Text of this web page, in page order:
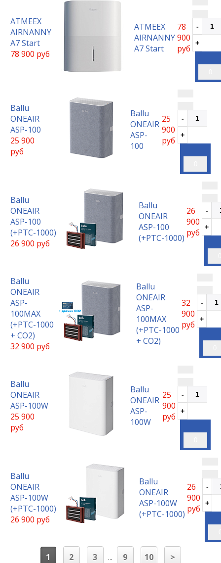
ATMEEX
AIRNANNY
A7 Start
78 900 руб
ATMEEX
AIRNANNY
A7 Start
78
900
руб
Ballu
ONEAIR
ASP-100
25 900
руб
Ballu
ONEAIR
ASP-
100
25
900
руб
Ballu
ONEAIR
ASP-100
(+РТС-1000)
26 900 руб
Ballu
ONEAIR
ASP-100
(+РТС-1000)
26
900
руб
Ballu
ONEAIR
ASP-
100MAX
(+РТС-1000
+ СО2)
32 900 руб
Ballu
ONEAIR
ASP-
100MAX
(+РТС-1000
+ СО2)
32
900
руб
Ballu
ONEAIR
ASP-100W
25 900
руб
Ballu
ONEAIR
ASP-
100W
25
900
руб
Ballu
ONEAIR
ASP-100W
(+РТС-1000)
26 900 руб
Ballu
ONEAIR
ASP-100W
(+РТС-1000)
26
900
руб
1 2 3 ... 9 10 >